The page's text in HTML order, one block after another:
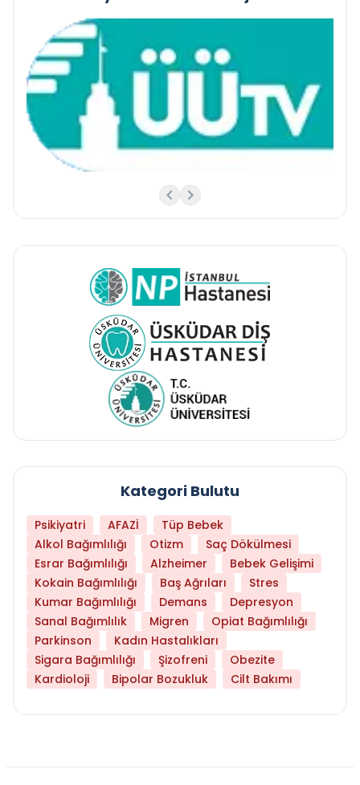
Kategori Bulutu
Psikiyatri AFAZİ
Tüp Bebek
Alkol Bağımlılığı
Otizm
Saç Dökülmesi
Esrar Bağımlılığı
Alzheimer
Bebek Gelişimi
Kokain Bağımlılığı
Baş Ağrıları
Stres
Kumar Bağımlılığı
Demans
Depresyon
Sanal Bağımlılık
Migren
Opiat Bağımlılığı
Parkinson
Kadın Hastalıkları
Sigara Bağımlılığı
Şizofreni
Obezite
Kardioloji
Bipolar Bozukluk Cilt Bakımı